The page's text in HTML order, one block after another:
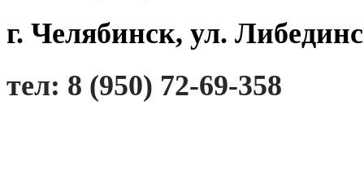
г. Челябинск, ул.
тел: 8 (950) 72-69-358